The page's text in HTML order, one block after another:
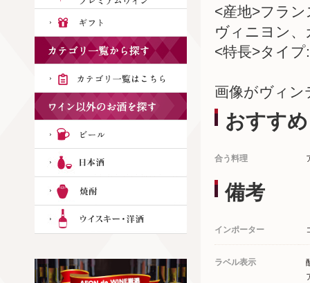
<産地>フラ
ヴィニヨン
<特長>タイ
画像がヴィン
おすすめ
合う料理
備考
インポーター
ラベル表示